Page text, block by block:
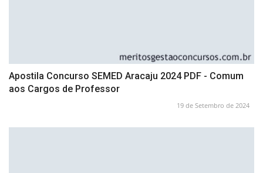
Apostila Concurso SEMED Aracaju 2024 PDF - Comum
aos Cargos de Professor
19 de Setembro de 2024